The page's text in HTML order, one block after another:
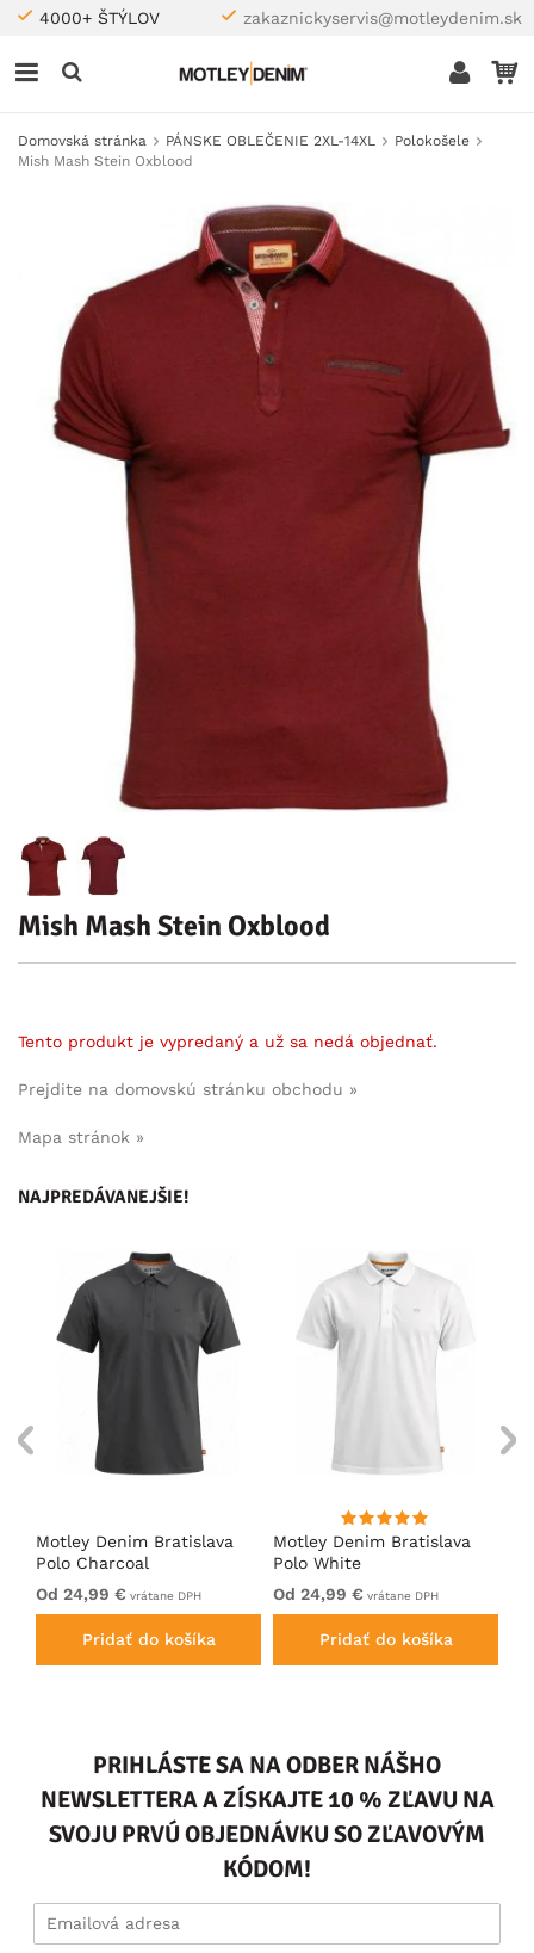
4000+ ŠTÝLOV zakaznickyservis@motleydenim.sk
Domovská stránka PÁNSKE OBLEČENIE 2XL-14XL
Polokošele
Mish Mash Stein Oxblood
Mish Mash Stein Oxblood
Tento produkt je vypredaný a už sa nedá objednať.
Prejdite na domovskú stránku obchodu »
Mapa stránok »
NAJPREDÁVANEJŠIE!
Motley Denim Bratislava
Polo Charcoal
Od 24,99 € vrátane DPH
Pridať do košíka
Motley Denim Bratislava
Polo White
Od 24,99 € vrátane DPH
Pridať do košíka
PRIHLÁSTE SA NA ODBER NÁŠHO
NEWSLETTERA A ZÍSKAJTE 10 % ZĽAVU NA
SVOJU PRVÚ OBJEDNÁVKU SO ZĽAVOVÝM
KÓDOM!